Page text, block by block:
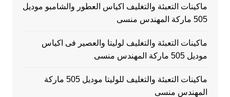
ماكينات التعبئة والتغليف اكياس العطور والشامبو موديل
505 ماركة المهندس منسى
ماكينات التعبئة والتغليف لوليتا والعصير فى اكياس
موديل 505 ماركة المهندس منسى
ماكينات التعبئة والتغليف للوليتا موديل 505 ماركة
المهندس منسى